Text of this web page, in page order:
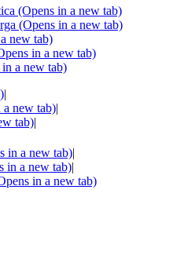
(Opens in a new tab)
(Opens in a new tab)
new tab)
in a new tab)
a new tab)
|
a new tab)|
tab)|
in a new tab)|
in a new tab)|
in a new tab)